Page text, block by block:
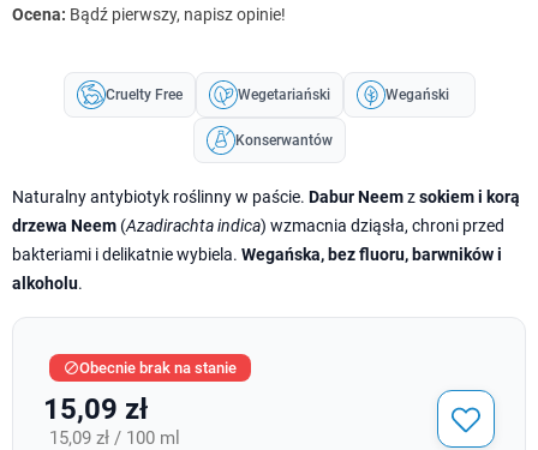
Ocena: Bądź pierwszy, napisz opinie!
Cruelty Free Wegetariański Wegański
Konserwantów
Naturalny antybiotyk roślinny w paście. Dabur Neemzsokiem i korą
drzewa Neem (Azadirachta indica) wzmacnia dziąsła, chroni przed
bakteriami i delikatnie wybiela. Wegańska, bez fluoru, barwników i
alkoholu.
Obecnie brak na stanie
15,09 zł
15,09 zł / 100 ml